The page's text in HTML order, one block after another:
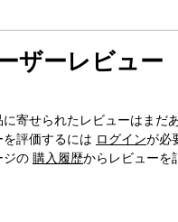
ザーレビュー
に寄せられたレビューはまだ
を評価するには ログインが必
ジの 購入履歴からレビューを